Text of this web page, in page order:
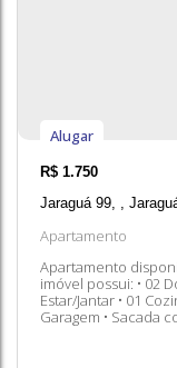
Apartamento
R$ 1.750
Jaraguá 99
Apartamento
imóvel possui: • 02 Dormitórios • 01 Banheiro • 01 Sala de
Estar/Jantar • 01 Cozinha • 01 Área de Serviço •
Garagem • Sacada com
informações,
Alugar